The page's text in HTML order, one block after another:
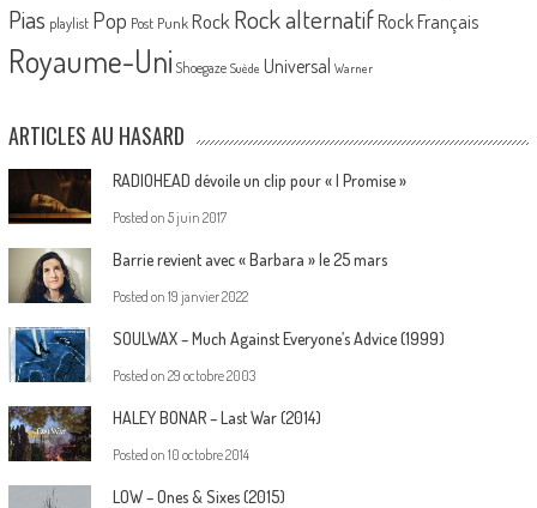
Pias playlist Pop Post Punk Rock Rock alternatif Rock Français
Royaume-Uni Shoegaze Suède Universal Warner
ARTICLES AU HASARD
RADIOHEAD dévoile un clip pour « I Promise »
Posted on 5 juin 2017
Barrie revient avec « Barbara » le 25 mars
Posted on 19 janvier 2022
SOULWAX – Much Against Everyone’s Advice (1999)
Posted on 29 octobre 2003
HALEY BONAR – Last War (2014)
Posted on 10 octobre 2014
LOW – Ones & Sixes (2015)